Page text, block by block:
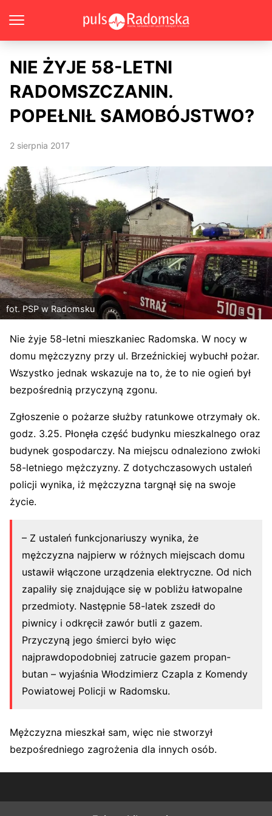
NIE ŻYJE 58-LETNI
RADOMSZCZANIN.
POPEŁNIŁ SAMOBÓJSTWO?
2 sierpnia 2017
fot. PSP w Radomsku
Nie żyje 58-letni mieszkaniec Radomska. W nocy w
domu mężczyzny przy ul. Brzeźnickiej wybuchł pożar.
Wszystko jednak wskazuje na to, że to nie ogień był
bezpośrednią przyczyną zgonu.
Zgłoszenie o pożarze służby ratunkowe otrzymały ok.
godz. 3.25. Płonęła część budynku mieszkalnego oraz
budynek gospodarczy. Na miejscu odnaleziono zwłoki
58-letniego mężczyzny. Z dotychczasowych ustaleń
policji wynika, iż mężczyzna targnął się na swoje
życie.
– Z ustaleń funkcjonariuszy wynika, że
mężczyzna najpierw w różnych miejscach domu
ustawił włączone urządzenia elektryczne. Od nich
zapaliły się znajdujące się w pobliżu łatwopalne
przedmioty. Następnie 58-latek zszedł do
piwnicy i odkręcił zawór butli z gazem.
Przyczyną jego śmierci było więc
najprawdopodobniej zatrucie gazem propan-
butan – wyjaśnia Włodzimierz Czapla z Komendy
Powiatowej Policji w Radomsku.
Mężczyzna mieszkał sam, więc nie stworzył
bezpośredniego zagrożenia dla innych osób.